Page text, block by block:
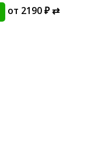
от 2190 ₽ ⇄